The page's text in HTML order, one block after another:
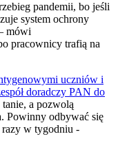
pandemii, bo jeśli
system ochrony
mówi
pracownicy trafią na
uczniów i
doradczy PAN do
a pozwolą
Powinny odbywać się
razy w tygodniu -